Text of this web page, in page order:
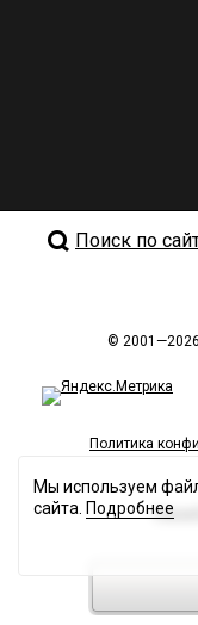
Поиск по
© 2001—2026
Политика
Мы используем
сайта. Подробнее